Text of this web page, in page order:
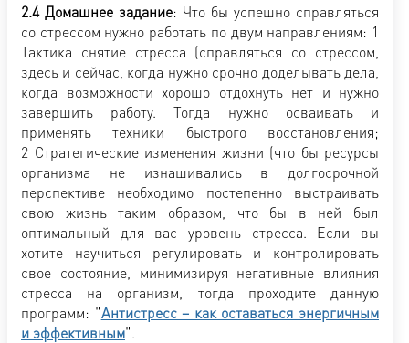
2.4 Домашнее задание: Что бы успешно справляться
со стрессом нужно работать по двум направлениям: 1
Тактика снятие стресса (справляться со стрессом,
здесь и сейчас, когда нужно срочно доделывать дела,
когда возможности хорошо отдохнуть нет и нужно
завершить работу. Тогда нужно осваивать и
применять техники быстрого восстановления;
2 Стратегические изменения жизни (что бы ресурсы
организма не изнашивались в долгосрочной
перспективе необходимо постепенно выстраивать
свою жизнь таким образом, что бы в ней был
оптимальный для вас уровень стресса. Если вы
хотите научиться регулировать и контролировать
свое состояние, минимизируя негативные влияния
стресса на организм, тогда проходите данную
программ: "Антистресс – как оставаться энергичным
и эффективным".